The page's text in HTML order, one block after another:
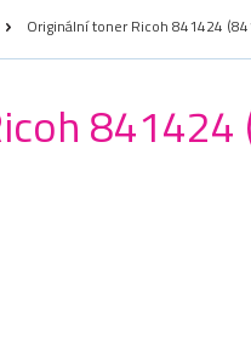
Originální toner Ricoh 841424